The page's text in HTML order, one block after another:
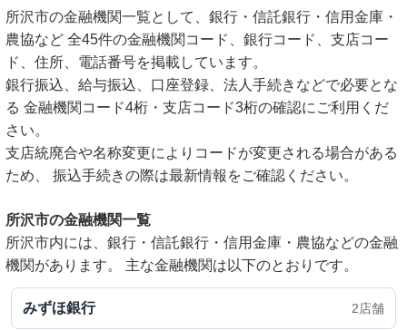
所沢市の金融機関一覧として、銀行・信託銀行・信用金庫・
農協など 全45件の金融機関コード、銀行コード、支店コー
ド、住所、電話番号を掲載しています。
銀行振込、給与振込、口座登録、法人手続きなどで必要とな
る 金融機関コード4桁・支店コード3桁の確認にご利用くだ
さい。
支店統廃合や名称変更によりコードが変更される場合がある
ため、 振込手続きの際は最新情報をご確認ください。
所沢市の金融機関一覧
所沢市内には、銀行・信託銀行・信用金庫・農協などの金融
機関があります。 主な金融機関は以下のとおりです。
みずほ銀行 2店舗